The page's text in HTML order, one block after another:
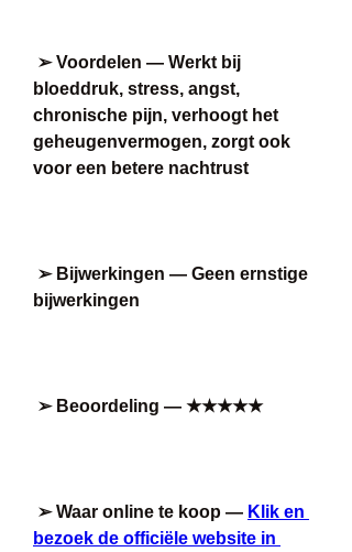
➢ Voordelen — Werkt bij
bloeddruk, stress, angst,
chronische pijn, verhoogt het
geheugenvermogen, zorgt ook
voor een betere nachtrust
➢ Bijwerkingen — Geen ernstige
bijwerkingen
➢ Beoordeling — ★★★★★
➢ Waar online te koop — Klik en
bezoek de officiële website in